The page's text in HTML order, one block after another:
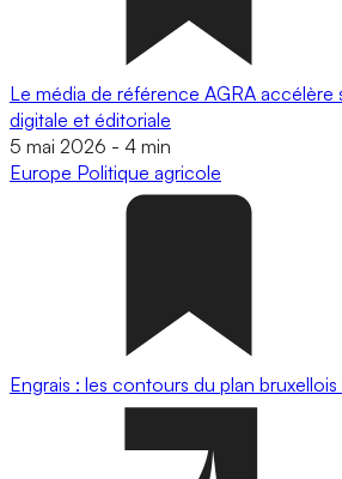
Le média de référence AGRA accélère
digitale et éditoriale
5 mai 2026 - 4 min
Europe Politique agricole
Engrais : les contours du plan bruxellois